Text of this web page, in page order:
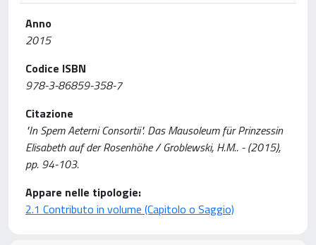
Anno
2015
Codice ISBN
978-3-86859-358-7
Citazione
"In Spem Aeterni Consortii". Das Mausoleum für Prinzessin
Elisabeth auf der Rosenhöhe / Groblewski, H.M.. - (2015),
pp. 94-103.
Appare nelle tipologie:
2.1 Contributo in volume (Capitolo o Saggio)